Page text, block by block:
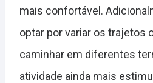
mais confortável.
optar por variar os trajetos
caminhar em diferentes
atividade ainda mais